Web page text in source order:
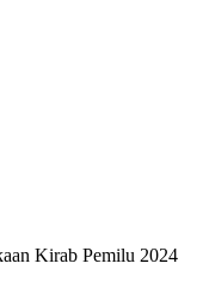
Kirab Pemilu 2024